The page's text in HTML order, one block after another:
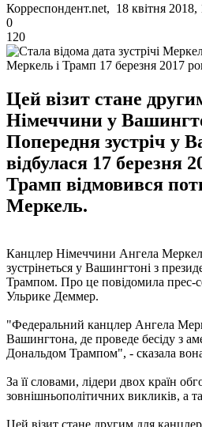
Корреспондент.net, 18 квітня 2018,
0
120
Меркель і Трамп 17 березня 2017
Цей візит стане
Німеччини у
Попередня зустріч у
відбулася 17 березня
Трамп відмовився
Меркель.
Канцлер Німеччини Ангела
зустрінеться у Вашингтоні з
Трампом. Про це повідомила прес-
Ульрике Деммер.
"Федеральний канцлер Ангела
Вашингтона, де проведе бесіду з
Дональдом Трампом", - сказала
За її словами, лідери двох країн
зовнішньополітичних викликів, а
Цей візит стане другим для